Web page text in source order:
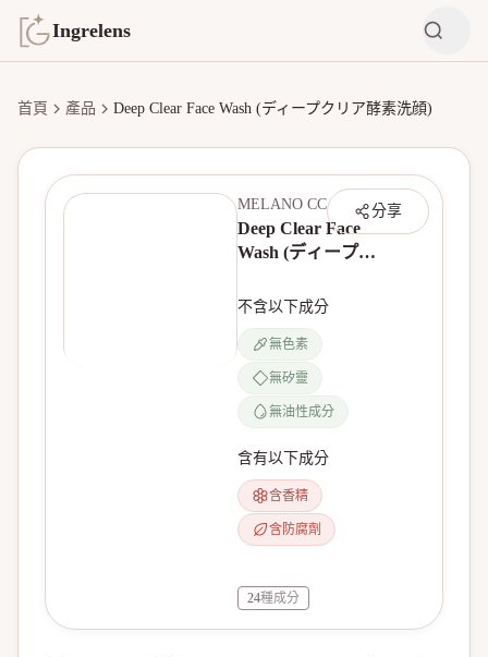
Ingrelens
首頁 產品 Deep Clear Face Wash (ディープクリア酵素洗顔)
分享
MELANO CC
Deep Clear Face
Wash (ディープク
不含以下成分
無色素
無矽靈
無油性成分
含有以下成分
含香精
含防腐劑
24種成分